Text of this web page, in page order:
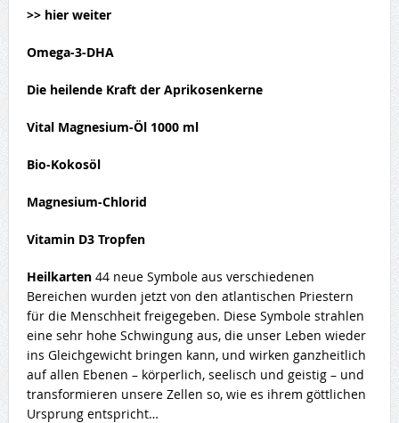
>> hier weiter
Omega-3-DHA
Die heilende Kraft der Aprikosenkerne
Vital Magnesium-Öl 1000 ml
Bio-Kokosöl
Magnesium-Chlorid
Vitamin D3 Tropfen
Heilkarten 44 neue Symbole aus verschiedenen
Bereichen wurden jetzt von den atlantischen Priestern
für die Menschheit freigegeben. Diese Symbole strahlen
eine sehr hohe Schwingung aus, die unser Leben wieder
ins Gleichgewicht bringen kann, und wirken ganzheitlich
auf allen Ebenen – körperlich, seelisch und geistig – und
transformieren unsere Zellen so, wie es ihrem göttlichen
Ursprung entspricht…